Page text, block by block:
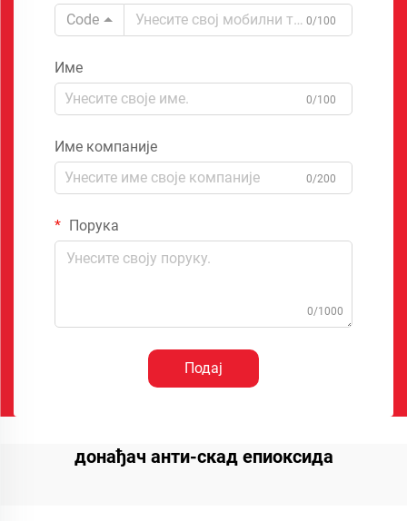
Code
0/100
Име
0/100
Име компаније
0/200
Порука
0/1000
Подај
донађач анти-скад епиоксида